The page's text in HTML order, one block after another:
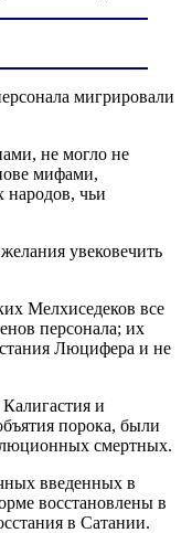
мигрировали
не могло не
мифами,
народов, чьи
увековечить
Мелхиседеков все
персонала; их
Люцифера и не
и
порока, были
смертных.
введенных в
восстановлены в
в Сатании.